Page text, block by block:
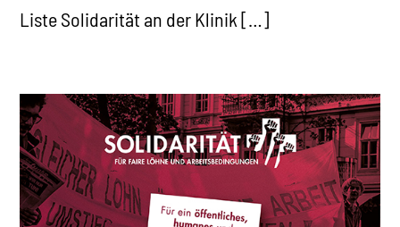
Liste Solidarität an der Klinik […]